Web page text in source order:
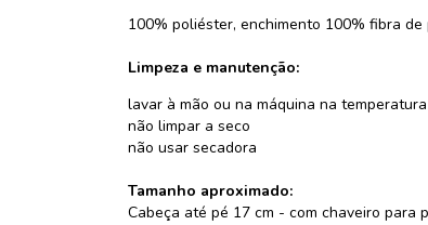
100% poliéster, enchimento 100% fibra de
Limpeza e manutenção:
lavar à mão ou na máquina na
não limpar a seco
não usar secadora
Tamanho aproximado:
Cabeça até pé 17 cm - com chaveiro para